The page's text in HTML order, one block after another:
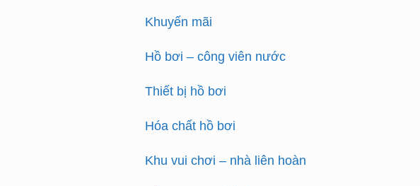
Khuyến mãi
Hồ bơi – công viên nước
Thiết bị hồ bơi
Hóa chất hồ bơi
Khu vui chơi – nhà liên hoàn